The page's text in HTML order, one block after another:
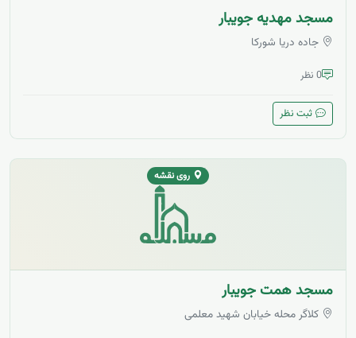
مسجد مهدیه جویبار
جاده دریا شورکا
0 نظر
ثبت نظر
روی نقشه
مسجد همت جویبار
کلاگر محله خیابان شهید معلمی